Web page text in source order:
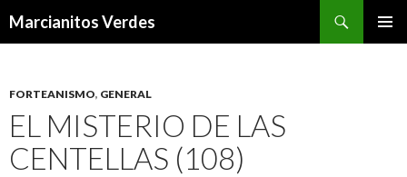
Marcianitos Verdes
FORTEANISMO, GENERAL
EL MISTERIO DE LAS
CENTELLAS (108)